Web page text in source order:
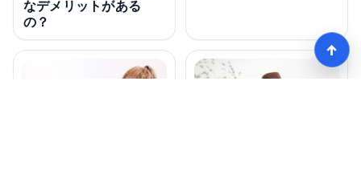
なデメリットがある
の？
↑